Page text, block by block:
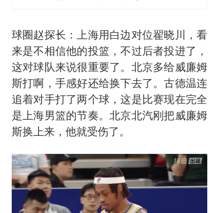
球圈赵探长：上海用白边对位翟晓川，看
来是不相信他的投篮，不过后者投进了，
这对球队来说很重要了。北京多给威廉姆
斯打啊，手感好还给换下去了。古德温连
追着对手打了两个球，这是比赛现在完全
是上海男篮的节奏。北京北汽刚把威廉姆
斯换上来，他就受伤了。